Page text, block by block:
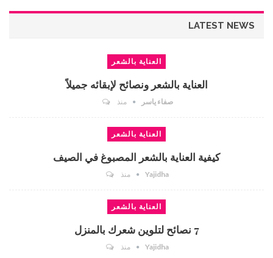
LATEST NEWS
العناية بالشعر
العناية بالشعر ونصائح لإبقائه جميلاً
صفاء ياسر منذ
العناية بالشعر
كيفية العناية بالشعر المصبوغ في الصيف
Yajidha منذ
العناية بالشعر
7 نصائح لتلوين شعرك بالمنزل
Yajidha منذ